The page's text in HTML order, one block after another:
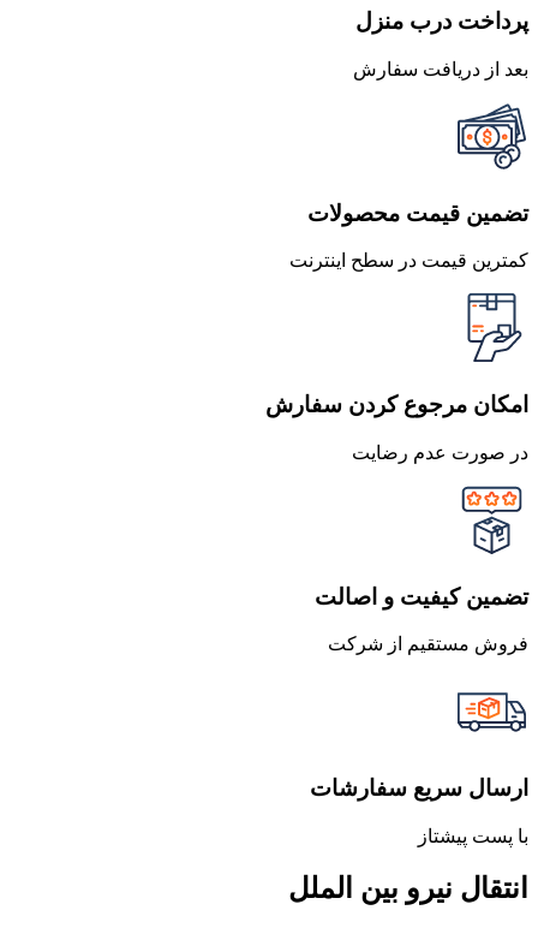
پرداخت درب منزل
بعد از دریافت سفارش
تضمین قیمت محصولات
کمترین قیمت در سطح اینترنت
امکان مرجوع کردن سفارش
در صورت عدم رضایت
تضمین کیفیت و اصالت
فروش مستقیم از شرکت
ارسال سریع سفارشات
با پست پیشتاز
انتقال نیرو بین الملل